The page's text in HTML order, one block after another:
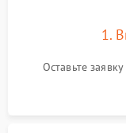
1.
Оставьте